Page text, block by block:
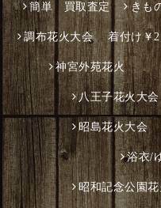
簡単 買取査定 きも
調布花火大会 着付け￥
神宮外苑花火
八王子花火
昭島花火
浴衣/
昭和記念公園